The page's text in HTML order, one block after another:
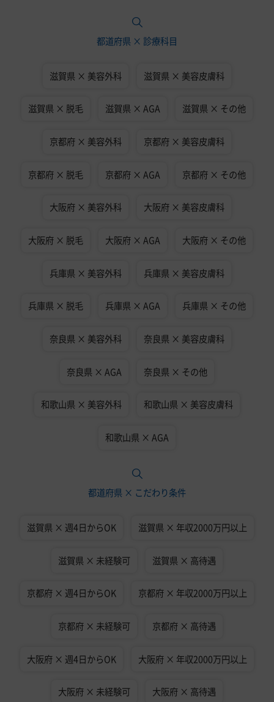
都道府県 × 診療科目
滋賀県 × 美容外科 滋賀県 × 美容皮膚科
滋賀県 × 脱毛 滋賀県 × AGA 滋賀県 × その他
京都府 × 美容外科 京都府 × 美容皮膚科
京都府 × 脱毛 京都府 × AGA 京都府 × その他
大阪府 × 美容外科 大阪府 × 美容皮膚科
大阪府 × 脱毛 大阪府 × AGA 大阪府 × その他
兵庫県 × 美容外科 兵庫県 × 美容皮膚科
兵庫県 × 脱毛 兵庫県 × AGA 兵庫県 × その他
奈良県 × 美容外科 奈良県 × 美容皮膚科
奈良県 × AGA 奈良県 × その他
和歌山県 × 美容外科 和歌山県 × 美容皮膚科
和歌山県 × AGA
都道府県 × こだわり条件
滋賀県 × 週4日からOK 滋賀県 × 年収2000万円以上
滋賀県 × 未経験可 滋賀県 × 高待遇
京都府 × 週4日からOK 京都府 × 年収2000万円以上
京都府 × 未経験可 京都府 × 高待遇
大阪府 × 週4日からOK 大阪府 × 年収2000万円以上
大阪府 × 未経験可 大阪府 × 高待遇